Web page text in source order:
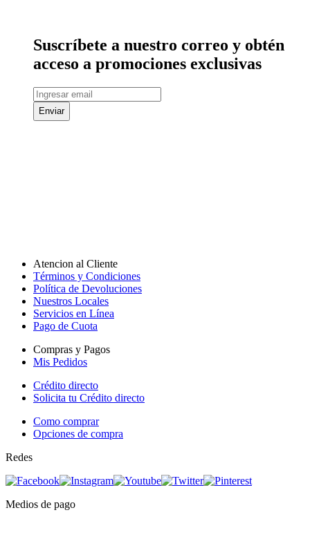
Suscríbete a nuestro correo y obtén
acceso a promociones exclusivas
Enviar
Atencion al Cliente
Términos y Condiciones
Política de Devoluciones
Nuestros Locales
Servicios en Línea
Pago de Cuota
Compras y Pagos
Mis Pedidos
Crédito directo
Solicita tu Crédito directo
Como comprar
Opciones de compra
Redes
Medios de pago